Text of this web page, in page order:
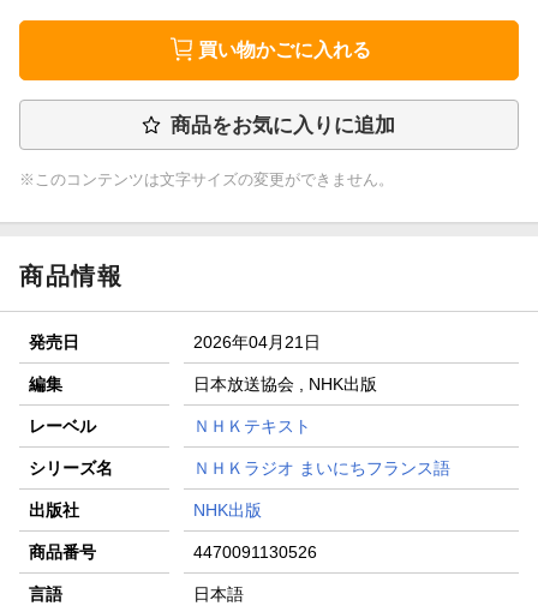
買い物かごに入れる
商品をお気に入りに追加
※このコンテンツは文字サイズの変更ができません。
商品情報
発売日 2026年04月21日
編集 日本放送協会 , NHK出版
レーベル ＮＨＫテキスト
シリーズ名 ＮＨＫラジオ まいにちフランス語
出版社 NHK出版
商品番号 4470091130526
言語 日本語